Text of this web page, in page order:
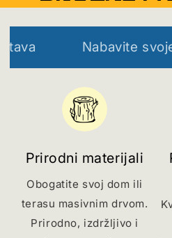
Nabavite svoje
Prirodni materijali
Obogatite svoj dom ili
terasu masivnim drvom.
Prirodno, izdržljivo i